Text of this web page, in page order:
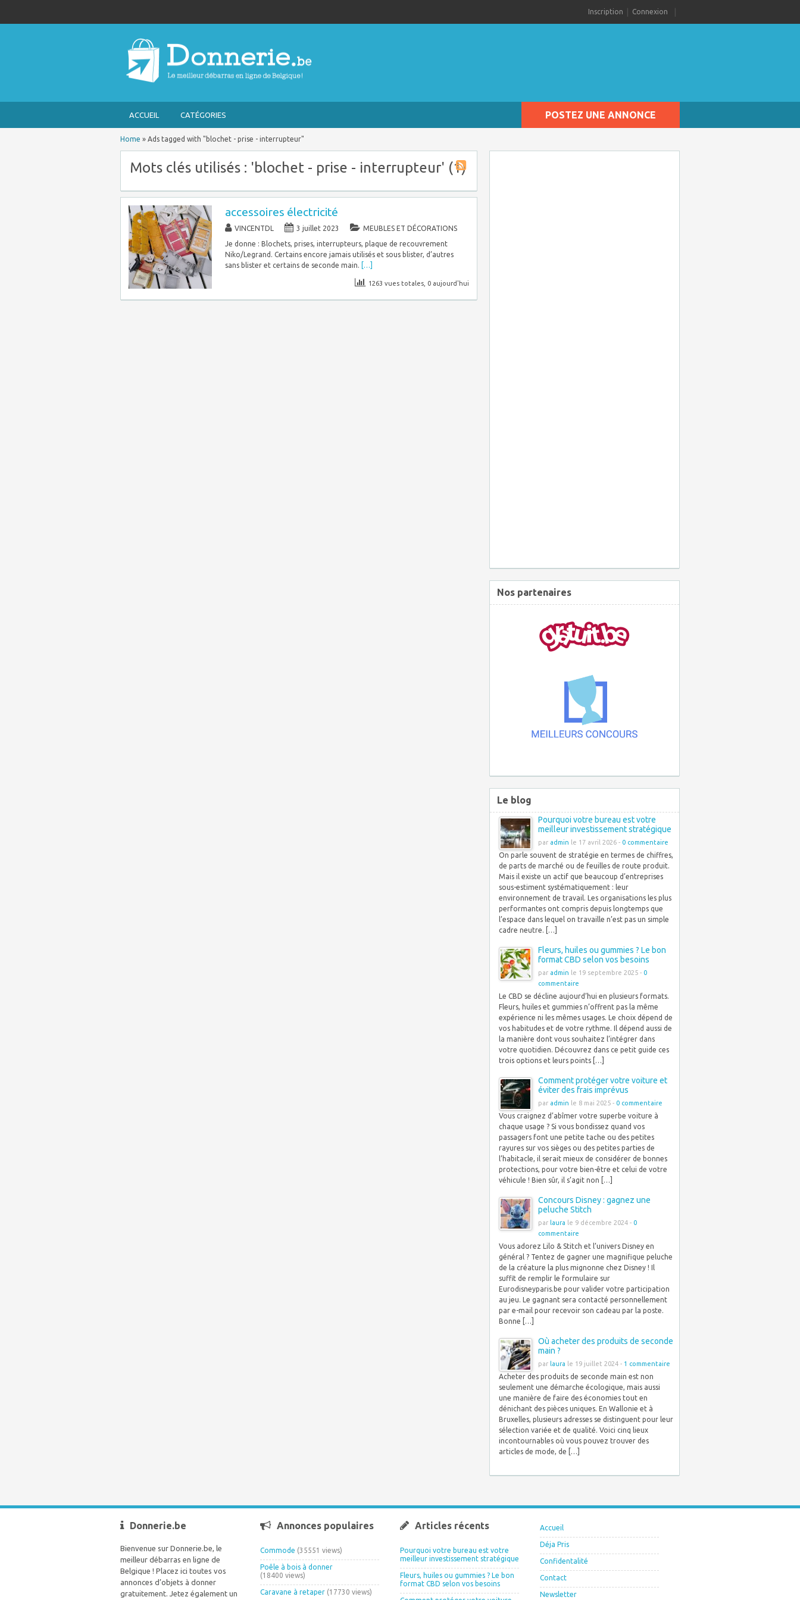
Inscription Connexion
ACCUEIL CATÉGORIES POSTEZ UNE ANNONCE
Home » Ads tagged with "blochet - prise - interrupteur"
Mots clés utilisés : 'blochet - prise - interrupteur' (1)
accessoires électricité
VINCENTDL 3 juillet 2023
MEUBLES ET DÉCORATIONS
Je donne : Blochets, prises, interrupteurs, plaque de recouvrement
Niko/Legrand. Certains encore jamais utilisés et sous blister, d’autres
sans blister et certains de seconde main. […]
1263 vues totales, 0 aujourd'hui
Nos partenaires
Le blog
Pourquoi votre bureau est votre
meilleur investissement stratégique
par admin le 17 avril 2026 - 0 commentaire
On parle souvent de stratégie en termes de chiffres,
de parts de marché ou de feuilles de route produit.
Mais il existe un actif que beaucoup d’entreprises
sous-estiment systématiquement : leur
environnement de travail. Les organisations les plus
performantes ont compris depuis longtemps que
l’espace dans lequel on travaille n’est pas un simple
cadre neutre. […]
Fleurs, huiles ou gummies ? Le bon
format CBD selon vos besoins
par admin le 19 septembre 2025 - 0
commentaire
Le CBD se décline aujourd’hui en plusieurs formats.
Fleurs, huiles et gummies n’offrent pas la même
expérience ni les mêmes usages. Le choix dépend de
vos habitudes et de votre rythme. Il dépend aussi de
la manière dont vous souhaitez l’intégrer dans
votre quotidien. Découvrez dans ce petit guide ces
trois options et leurs points […]
Comment protéger votre voiture et
éviter des frais imprévus
par admin le 8 mai 2025 - 0 commentaire
Vous craignez d’abîmer votre superbe voiture à
chaque usage ? Si vous bondissez quand vos
passagers font une petite tache ou des petites
rayures sur vos sièges ou des petites parties de
l’habitacle, il serait mieux de considérer de bonnes
protections, pour votre bien-être et celui de votre
véhicule ! Bien sûr, il s’agit non […]
Concours Disney : gagnez une
peluche Stitch
par laura le 9 décembre 2024 - 0
commentaire
Vous adorez Lilo & Stitch et l’univers Disney en
général ? Tentez de gagner une magnifique peluche
de la créature la plus mignonne chez Disney ! Il
suffit de remplir le formulaire sur
Eurodisneyparis.be pour valider votre participation
au jeu. Le gagnant sera contacté personnellement
par e-mail pour recevoir son cadeau par la poste.
Bonne […]
Où acheter des produits de seconde
main ?
par laura le 19 juillet 2024 - 1 commentaire
Acheter des produits de seconde main est non
seulement une démarche écologique, mais aussi
une manière de faire des économies tout en
dénichant des pièces uniques. En Wallonie et à
Bruxelles, plusieurs adresses se distinguent pour leur
sélection variée et de qualité. Voici cinq lieux
incontournables où vous pouvez trouver des
articles de mode, de […]
Donnerie.be
Bienvenue sur Donnerie.be, le
meilleur débarras en ligne de
Belgique ! Placez ici toutes vos
annonces d’objets à donner
gratuitement. Jetez également un
Annonces populaires
Commode (35551 views)
Poêle à bois à donner
(18400 views)
Caravane à retaper (17730 views)
Articles récents
Pourquoi votre bureau est votre
meilleur investissement stratégique
Fleurs, huiles ou gummies ? Le bon
format CBD selon vos besoins
Accueil
Déja Pris
Confidentalité
Contact
Newsletter